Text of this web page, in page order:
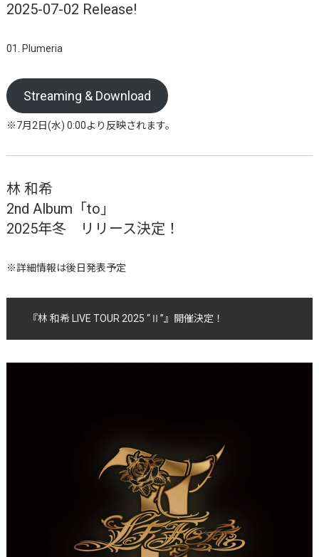
2025-07-02 Release!
01. Plumeria
Streaming & Download
※7月2日(水) 0:00より反映されます。
林 和希
2nd Album「to」
2025年冬 リリース決定！
※詳細情報は後日発表予定
『林 和希 LIVE TOUR 2025 “Ⅱ”』開催決定！